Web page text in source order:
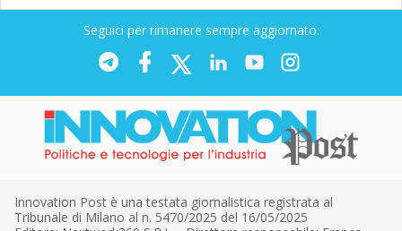
Seguici per rimanere sempre aggiornato:
Innovation Post è una testata giornalistica registrata al
Tribunale di Milano al n. 5470/2025 del 16/05/2025